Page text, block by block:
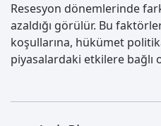
Resesyon dönemlerinde
azaldığı görülür. Bu
koşullarına, hükümet
piyasalardaki etkilere bağlı